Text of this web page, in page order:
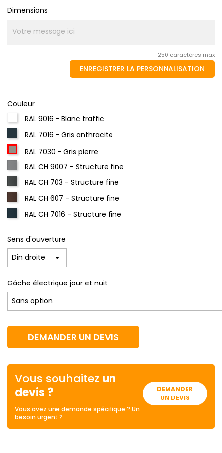
Dimensions
250 caractères max
ENREGISTRER LA PERSONNALISATION
Couleur
RAL 9016 - Blanc traffic
RAL 7016 - Gris anthracite
RAL 7030 - Gris pierre
RAL CH 9007 - Structure fine
RAL CH 703 - Structure fine
RAL CH 607 - Structure fine
RAL CH 7016 - Structure fine
Sens d'ouverture
Gâche électrique jour et nuit
DEMANDER UN DEVIS
Vous souhaitez un
devis ?
Vous avez une demande spécifique ? Un
besoin urgent ?
DEMANDER
UN DEVIS